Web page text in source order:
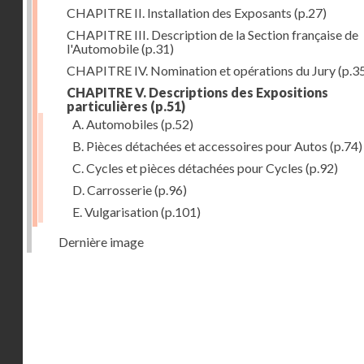
CHAPITRE II. Installation des Exposants (p.27)
CHAPITRE III. Description de la Section française de
l'Automobile(p.31)
CHAPITRE IV. Nomination et opérations du Jury
CHAPITRE V. Descriptions des Expositions
particulières (p.51)
A. Automobiles (p.52)
B. Pièces détachées et accessoires pour Autos (p.74)
C. Cycles et pièces détachées pour Cycles (p.92)
D. Carrosserie(p.96)
E. Vulgarisation(p.101)
Dernière image